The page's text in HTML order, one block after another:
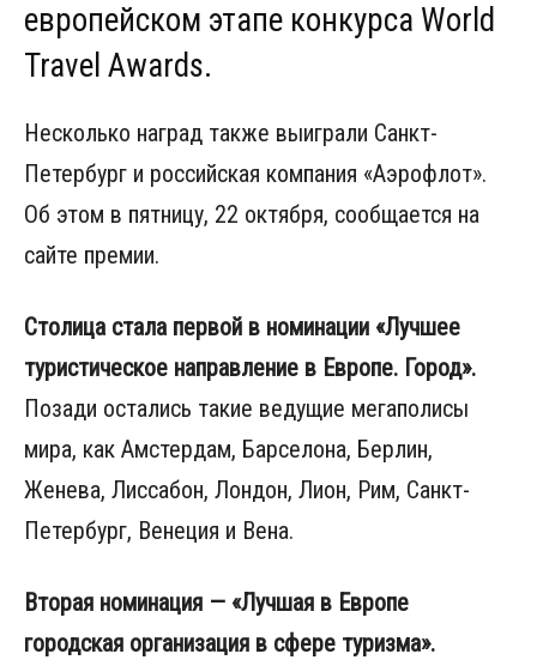
европейском этапе конкурса World
Travel Awards.
Несколько наград также выиграли Санкт-
Петербург и российская компания «Аэрофлот».
Об этом в пятницу, 22 октября, сообщается на
сайте премии.
Столица стала первой в номинации «Лучшее
туристическое направление в Европе. Город».
Позади остались такие ведущие мегаполисы
мира, как Амстердам, Барселона, Берлин,
Женева, Лиссабон, Лондон, Лион, Рим, Санкт-
Петербург, Венеция и Вена.
Вторая номинация — «Лучшая в Европе
городская организация в сфере туризма».